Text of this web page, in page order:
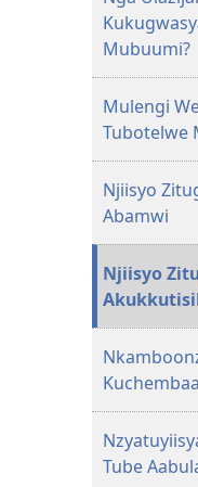
Mubuumi?
Mulengi
Tubotelwe
Njiisyo
Abamwi
Njiisyo
Tube